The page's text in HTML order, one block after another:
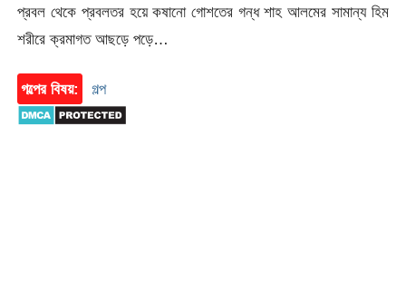
প্রবল থেকে প্রবলতর হয়ে কষানো গোশতের গন্ধ শাহ আলমের সামান্য হিম
শরীরে ক্রমাগত আছড়ে পড়ে…
গল্পের বিষয়: গল্প